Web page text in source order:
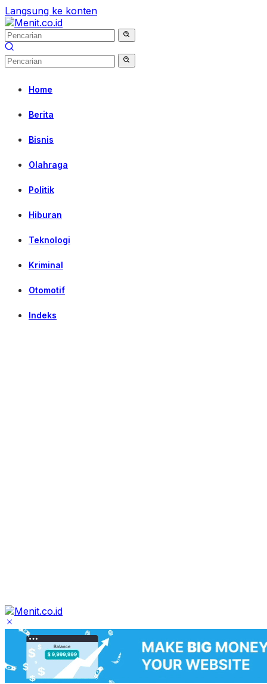
Langsung ke konten
Home
Berita
Bisnis
Olahraga
Politik
Hiburan
Teknologi
Kriminal
Otomotif
Indeks